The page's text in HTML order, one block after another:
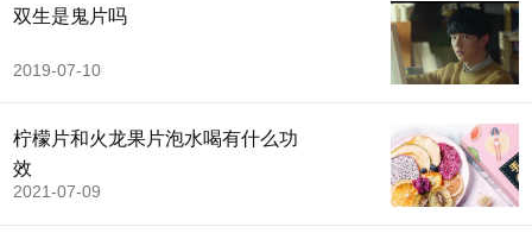
双生是鬼片吗
2019-07-10
柠檬片和火龙果片泡水喝有什么功
效
2021-07-09